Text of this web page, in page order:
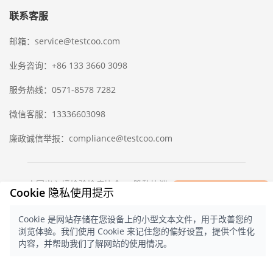
联系客服
邮箱：service@testcoo.com
业务咨询：+86 133 3660 3098
服务热线：0571-8578 7282
微信客服：13336603098
廉政诚信举报：compliance@testcoo.com
×
检验样版报告
中国出入境检验检疫协会
隐私协议
© 2021 测库
浙ICP备16028323号-1
公网安备 33020902000357 号
中文
Cookie 隐私使用提示
Cookie 是网站存储在您设备上的小型文本文件，用于改善您的
浏览体验。我们使用 Cookie 来记住您的偏好设置，提供个性化
内容，并帮助我们了解网站的使用情况。